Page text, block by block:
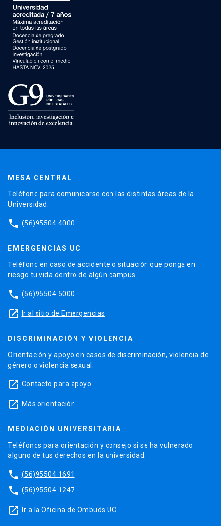
MESA CENTRAL
Teléfono para comunicarse con las distintas áreas de la
Universidad.
phone (56)95504 4000
EMERGENCIAS UC
Teléfono en caso de accidente o situación que ponga en
riesgo tu vida dentro de algún campus.
phone (56)95504 5000
launch Ir al sitio de Emergencias
DISCRIMINACIÓN Y VIOLENCIA
Orientación y apoyo en casos de discriminación, violencia de
género o violencia sexual.
launch Contacto para apoyo
launch Más orientación
MEDIACIÓN UNIVERSITARIA
Teléfonos para orientación y consejo si se ha vulnerado
alguno de tus derechos en la universidad.
phone (56)95504 1691
phone (56)95504 1247
launch Ir a la Oficina de Ombuds UC